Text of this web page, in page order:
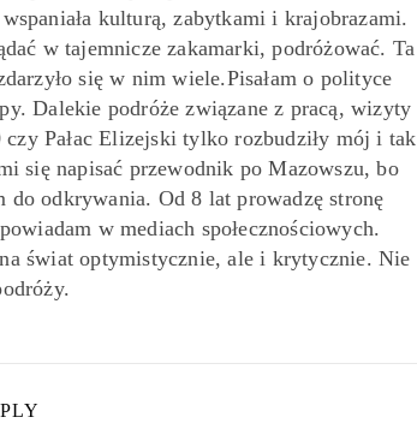
kulturą, zabytkami i krajobrazami.
w tajemnicze zakamarki, podróżować. Ta
się w nim wiele.Pisałam o polityce
Dalekie podróże związane z pracą, wizyty
Pałac Elizejski tylko rozbudziły mój i tak
się napisać przewodnik po Mazowszu, bo
do odkrywania. Od 8 lat prowadzę stronę
w mediach społecznościowych.
świat optymistycznie, ale i krytycznie. Nie